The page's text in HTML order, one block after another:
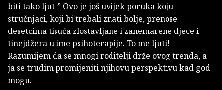
biti tako ljut!” Ovo je još uvijek poruka koju
stručnjaci, koji bi trebali znati bolje, prenose
desetcima tisuća zlostavljane i zanemarene djece i
tinejdžera u ime psihoterapije. To me ljuti!
Razumijem da se mnogi roditelji drže ovog trenda, a
ja se trudim promijeniti njihovu perspektivu kad god
mogu.